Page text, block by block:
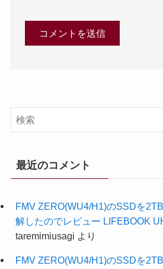
最近のコメント
FMV ZERO(WU4/H1)のSSDを
解したのでレビュー LIFEBOOK
taremimiusagi より
FMV ZERO(WU4/H1)のSSDを